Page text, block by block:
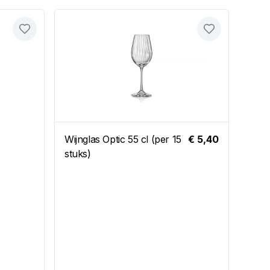
Toevoegen
Wijnglas Optic 55 cl (per 15
stuks)
€ 5,40
Toevoegen